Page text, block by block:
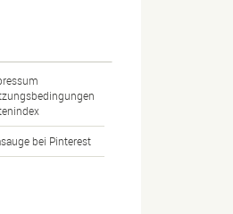
bei Pinterest